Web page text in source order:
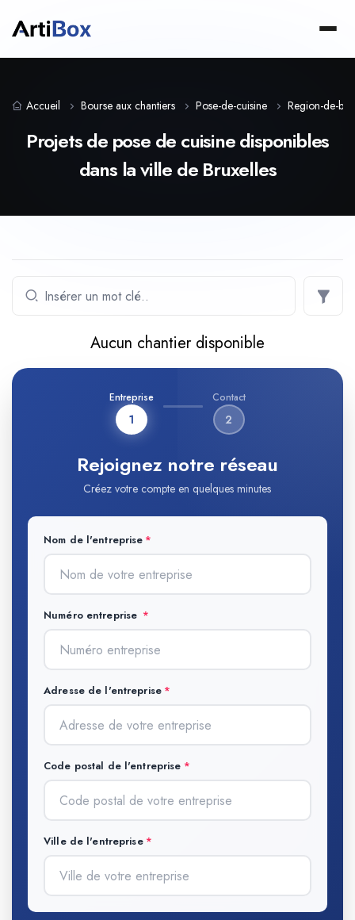
Accueil Bourse aux chantiers Pose-de-cuisine Region-de-
Projets de pose de cuisine disponibles
dans la ville de Bruxelles
Aucun chantier disponible
Entreprise
1
Contact
2
Rejoignez notre réseau
Créez votre compte en quelques minutes
Nom de l'entreprise
Numéro entreprise
Adresse de l'entreprise
Code postal de l'entreprise
Ville de l'entreprise